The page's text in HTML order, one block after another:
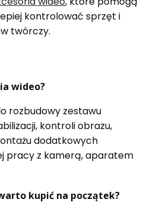
kontrolować sprzęt i
twórczy.
wideo?
rozbudowy zestawu
kontroli obrazu,
dodatkowych
pracy z kamerą, aparatem
kupić na początek?